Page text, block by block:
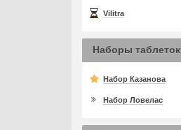
Vilitra
Наборы таблеток
Набор Казанова
Набор Ловелас